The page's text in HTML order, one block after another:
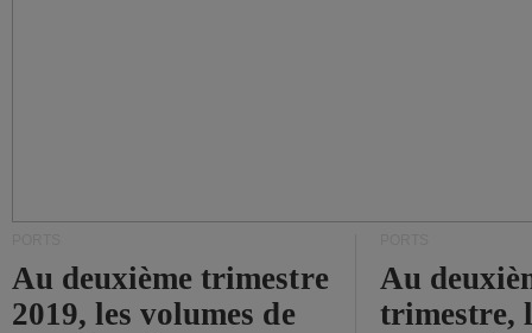
Au deuxième trimestre
2019, les volumes de
Au
trimestre,